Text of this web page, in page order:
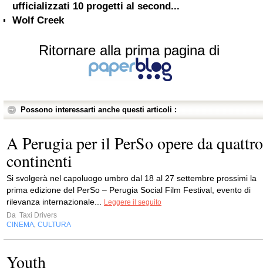
ufficializzati 10 progetti al second...
Wolf Creek
Ritornare alla prima pagina di
Possono interessarti anche questi articoli :
A Perugia per il PerSo opere da quattro
continenti
Si svolgerà nel capoluogo umbro dal 18 al 27 settembre prossimi la
prima edizione del PerSo – Perugia Social Film Festival, evento di
rilevanza internazionale...
Leggere il seguito
Da Taxi Drivers
CINEMA CULTURA
Youth